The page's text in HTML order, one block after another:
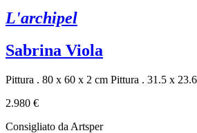
L'archipel
Sabrina Viola
Pittura . 80 x 60 x 2 cm Pittura . 31.5 x
2.980 €
Consigliato da Artsper